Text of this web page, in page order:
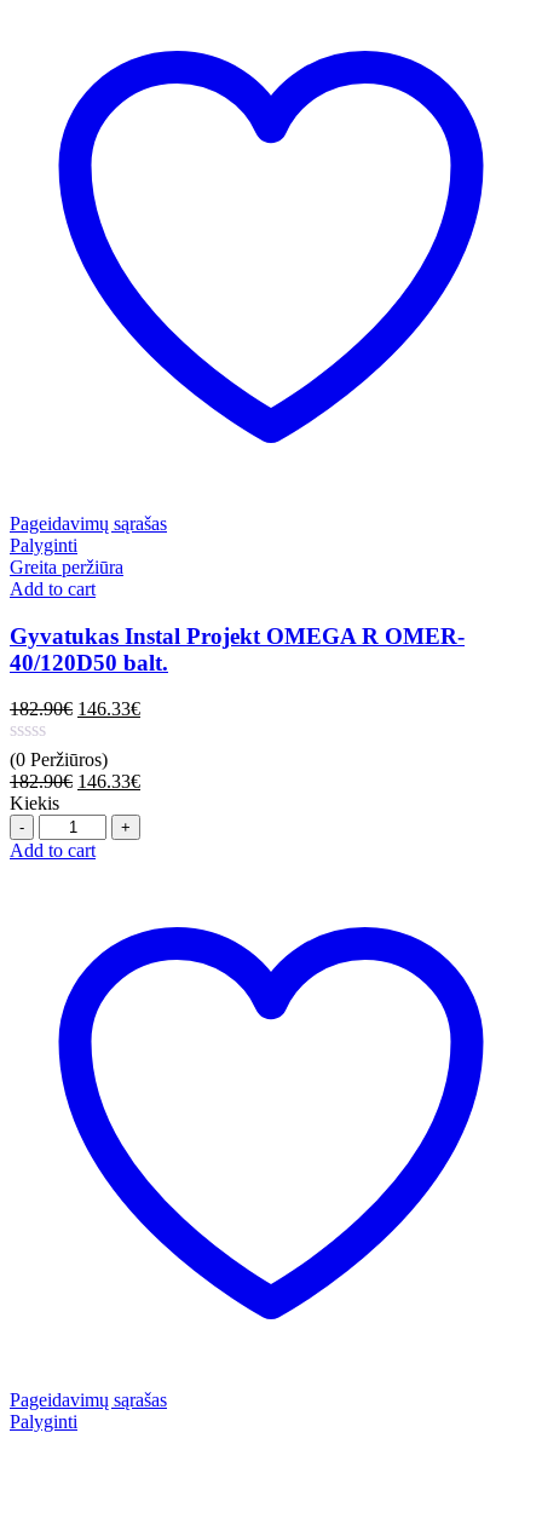
Pageidavimų sąrašas
Palyginti
Greita peržiūra
Add to cart
Gyvatukas Instal Projekt OMEGA R OMER-
40/120D50 balt.
182.90€ 146.33€
(0 Peržiūros)
182.90€ 146.33€
Kiekis
Quantity
Add to cart
Pageidavimų sąrašas
Palyginti